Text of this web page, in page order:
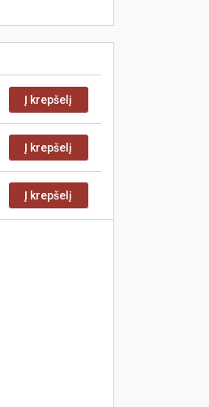
Į krepšelį
Į krepšelį
Į krepšelį